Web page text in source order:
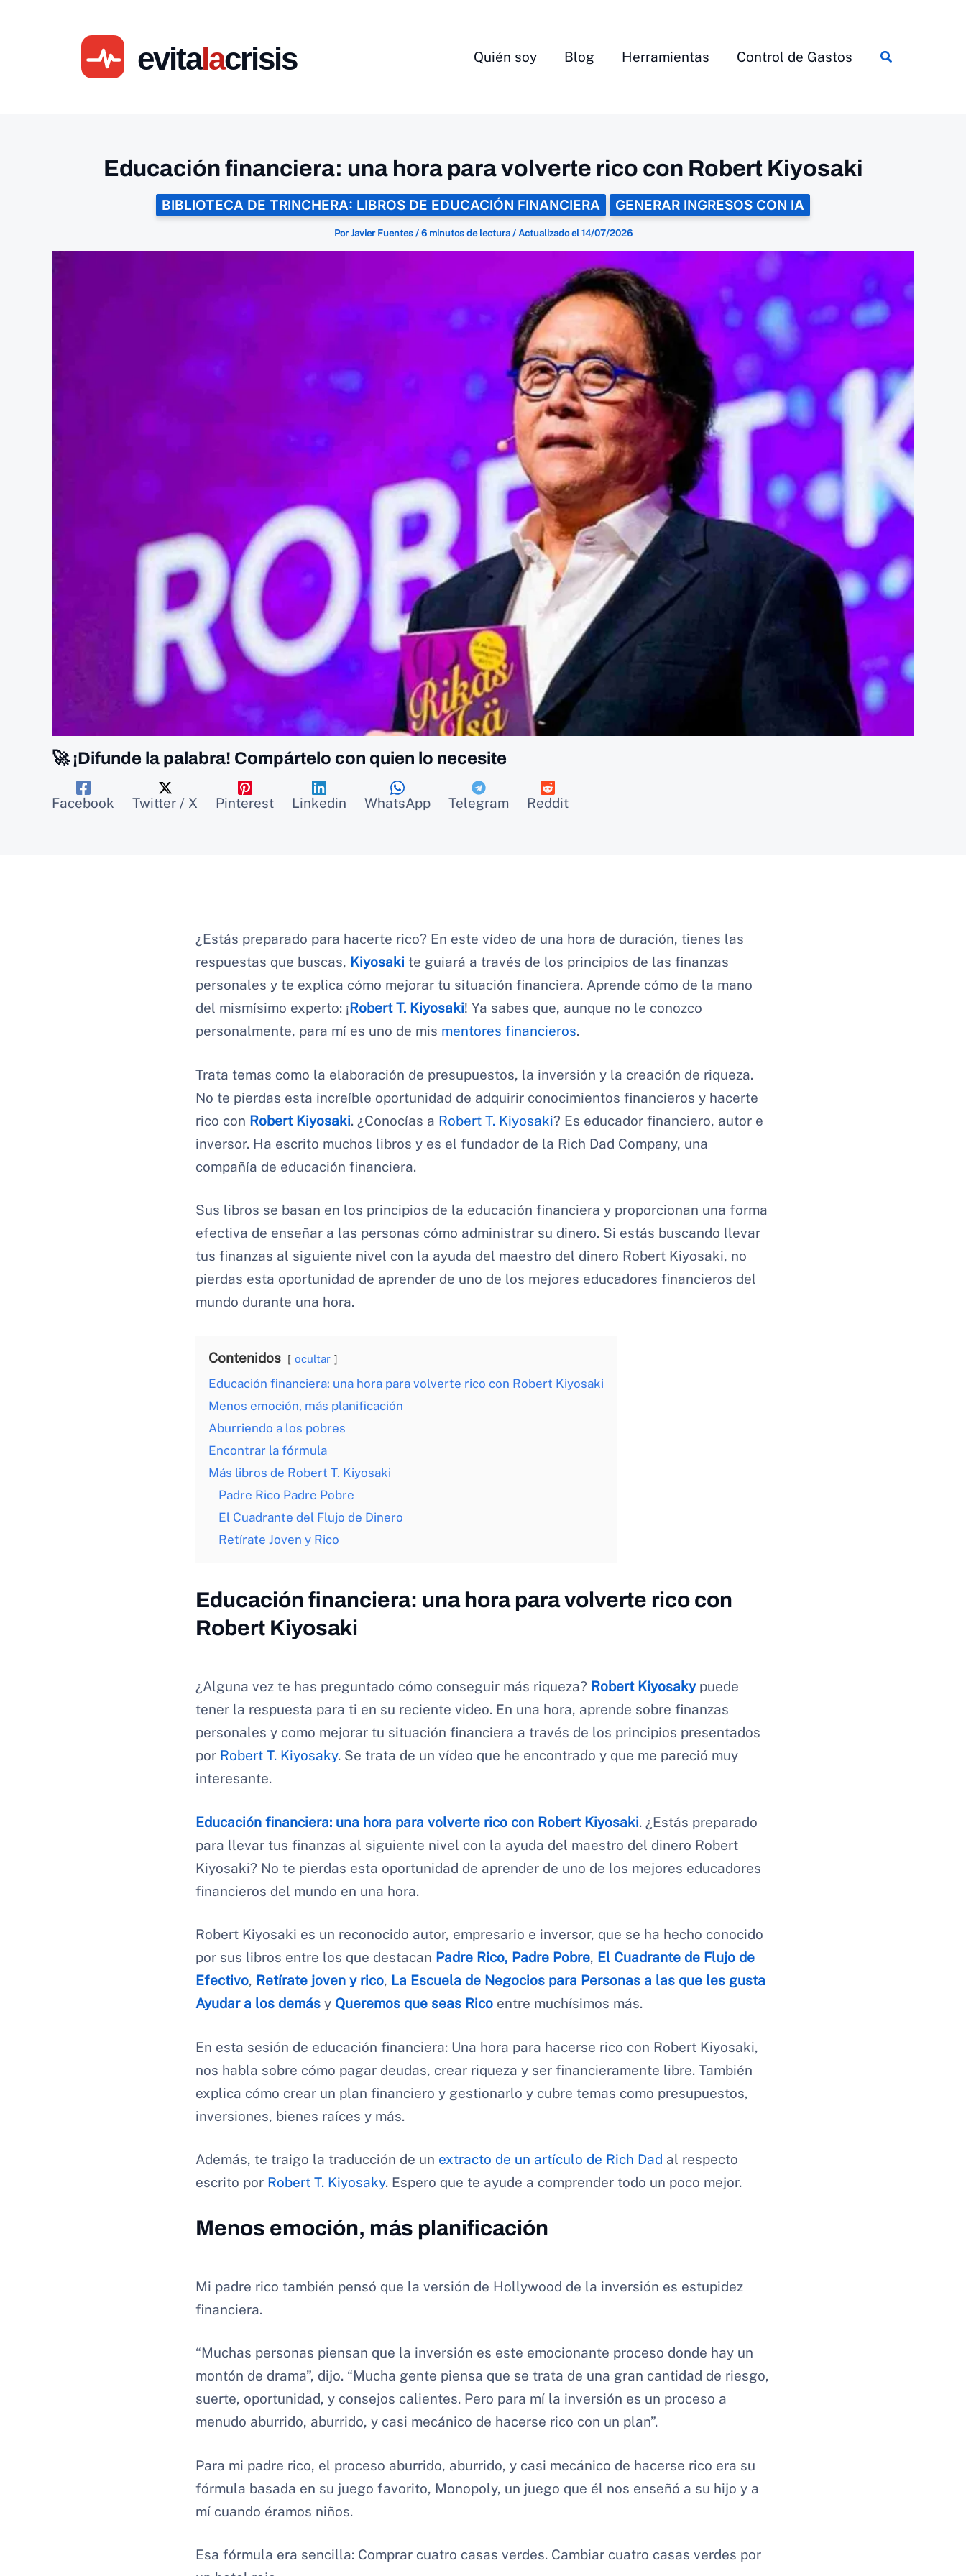
Quién soy Blog Herramientas Control de Gastos Buscar
Educación financiera: una hora para volverte rico con Robert Kiyosaki
BIBLIOTECA DE TRINCHERA: LIBROS DE EDUCACIÓN FINANCIERA GENERAR INGRESOS CON IA
PorJavier Fuentes / 6 minutos de lectura/ Actualizado el 14/07/2026
🚀 ¡Difunde la palabra! Compártelo con quien lo necesite
Facebook Twitter / X Pinterest Linkedin WhatsApp Telegram Reddit
¿Estás preparado para hacerte rico? En este vídeo de una hora de duración, tienes las
respuestas que buscas, Kiyosaki te guiará a través de los principios de las finanzas
personales y te explica cómo mejorar tu situación financiera. Aprende cómo de la mano
del mismísimo experto: ¡Robert T. Kiyosaki! Ya sabes que, aunque no le conozco
personalmente, para mí es uno de mis mentores financieros.
Trata temas como la elaboración de presupuestos, la inversión y la creación de riqueza.
No te pierdas esta increíble oportunidad de adquirir conocimientos financieros y hacerte
rico con Robert Kiyosaki. ¿Conocías a Robert T. Kiyosaki? Es educador financiero, autor e
inversor. Ha escrito muchos libros y es el fundador de la Rich Dad Company, una
compañía de educación financiera.
Sus libros se basan en los principios de la educación financiera y proporcionan una forma
efectiva de enseñar a las personas cómo administrar su dinero. Si estás buscando llevar
tus finanzas al siguiente nivel con la ayuda del maestro del dinero Robert Kiyosaki, no
pierdas esta oportunidad de aprender de uno de los mejores educadores financieros del
mundo durante una hora.
Contenidos ocultar
Educación financiera: una hora para volverte rico con Robert Kiyosaki
Menos emoción, más planificación
Aburriendo a los pobres
Encontrar la fórmula
Más libros de Robert T. Kiyosaki
Padre Rico Padre Pobre
El Cuadrante del Flujo de Dinero
Retírate Joven y Rico
Educación financiera: una hora para volverte rico con
Robert Kiyosaki
¿Alguna vez te has preguntado cómo conseguir más riqueza? Robert Kiyosakypuede
tener la respuesta para ti en su reciente video. En una hora, aprende sobre finanzas
personales y como mejorar tu situación financiera a través de los principios presentados
por Robert T. Kiyosaky. Se trata de un vídeo que he encontrado y que me pareció muy
interesante.
Educación financiera: una hora para volverte rico con Robert Kiyosaki. ¿Estás preparado
para llevar tus finanzas al siguiente nivel con la ayuda del maestro del dinero Robert
Kiyosaki? No te pierdas esta oportunidad de aprender de uno de los mejores educadores
financieros del mundo en una hora.
Robert Kiyosaki es un reconocido autor, empresario e inversor, que se ha hecho conocido
por sus libros entre los que destacan Padre Rico, Padre Pobre, El Cuadrante de Flujo de
Efectivo, Retírate joven y rico, La Escuela de Negocios para Personas a las que les gusta
Ayudar a los demás y Queremos que seas Rico entre muchísimos más.
En esta sesión de educación financiera: Una hora para hacerse rico con Robert Kiyosaki,
nos habla sobre cómo pagar deudas, crear riqueza y ser financieramente libre. También
explica cómo crear un plan financiero y gestionarlo y cubre temas como presupuestos,
inversiones, bienes raíces y más.
Además, te traigo la traducción de un extracto de un artículo de Rich Dad al respecto
escrito por Robert T. Kiyosaky. Espero que te ayude a comprender todo un poco mejor.
Menos emoción, más planificación
Mi padre rico también pensó que la versión de Hollywood de la inversión es estupidez
financiera.
“Muchas personas piensan que la inversión es este emocionante proceso donde hay un
montón de drama”, dijo. “Mucha gente piensa que se trata de una gran cantidad de riesgo,
suerte, oportunidad, y consejos calientes. Pero para mí la inversión es un proceso a
menudo aburrido, aburrido, y casi mecánico de hacerse rico con un plan”.
Para mi padre rico, el proceso aburrido, aburrido, y casi mecánico de hacerse rico era su
fórmula basada en su juego favorito, Monopoly, un juego que él nos enseñó a su hijo y a
mí cuando éramos niños.
Esa fórmula era sencilla: Comprar cuatro casas verdes. Cambiar cuatro casas verdes por